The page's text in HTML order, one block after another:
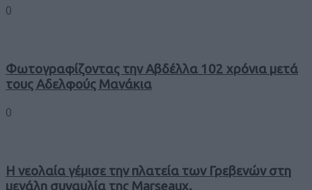
0
Φωτογραφίζοντας την Αβδέλλα 102 χρόνια μετά
τους Αδελφούς Μανάκια
0
Η νεολαία γέμισε την πλατεία των Γρεβενών στη
μεγάλη συναυλία της Marseaux.